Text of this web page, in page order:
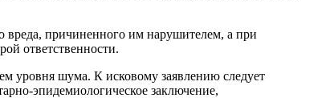
вреда, причиненного им нарушителем, а при
ответственности.
уровня шума. К исковому заявлению следует
эпидемиологическое заключение,